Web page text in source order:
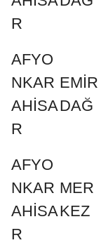
R
AFYO
NKAR
AHİSA
R
EMİR
DAĞ
AFYO
NKAR
AHİSA
R
MER
KEZ